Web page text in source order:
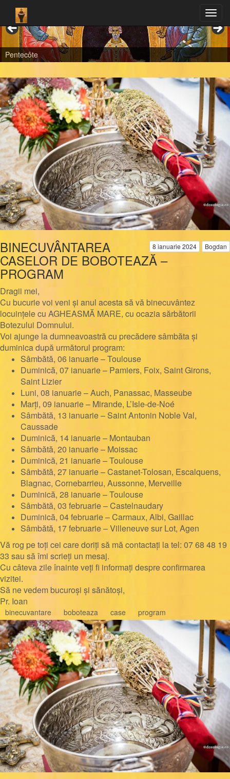
Pentecôte
8 ianuarie 2024 Bogdan
BINECUVÂNTAREA
CASELOR DE BOBOTEAZĂ –
PROGRAM
Dragii mei,
Cu bucurie voi veni și anul acesta să vă binecuvântez
locuințele cu AGHEASMĂ MARE, cu ocazia sărbătorii
Botezului Domnului.
Voi ajunge la dumneavoastră cu precădere sâmbăta și
duminica după următorul program:
Sâmbătă, 06 ianuarie – Toulouse
Duminică, 07 ianuarie – Pamiers, Foix, Saint Girons,
Saint Lizier
Luni, 08 ianuarie – Auch, Panassac, Masseube
Marți, 09 ianuarie – Mirande, L’Isle-de-Noé
Sâmbătă, 13 ianuarie – Saint Antonin Noble Val,
Caussade
Duminică, 14 ianuarie – Montauban
Sâmbătă, 20 ianuarie – Moissac
Duminică, 21 ianuarie – Toulouse
Sâmbătă, 27 ianuarie – Castanet-Tolosan, Escalquens,
Blagnac, Cornebarrieu, Aussonne, Merveille
Duminică, 28 ianuarie – Toulouse
Sâmbătă, 03 februarie – Castelnaudary
Duminică, 04 februarie – Carmaux, Albi, Gaillac
Sâmbătă, 17 februarie – Villeneuve sur Lot, Agen
Vă rog pe toți cei care doriți să mă contactați la tel: 07 68 48 19
33 sau să îmi scrieți un mesaj.
Cu câteva zile înainte veți fi informați despre confirmarea
vizitei.
Să ne vedem bucuroși și sănătoși,
Pr. Ioan
binecuvantare boboteaza case program